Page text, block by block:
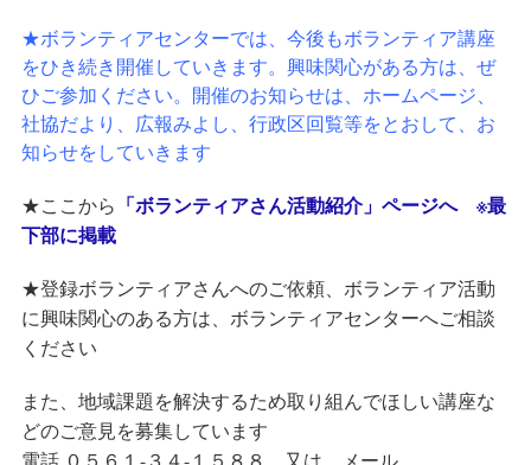
★ボランティアセンターでは、今後もボランティア講座
をひき続き開催していきます。興味関心がある方は、ぜ
ひご参加ください。開催のお知らせは、ホームページ、
社協だより、広報みよし、行政区回覧等をとおして、お
知らせをしていきます
★ここから 「ボランティアさん活動紹介」ページへ ※最
下部に掲載
★登録ボランティアさんへのご依頼、ボランティア活動
に興味関心のある方は、ボランティアセンターへご相談
ください
また、地域課題を解決するため取り組んでほしい講座な
どのご意見を募集しています
電話 ０５６１-３４-１５８８ 又は メール